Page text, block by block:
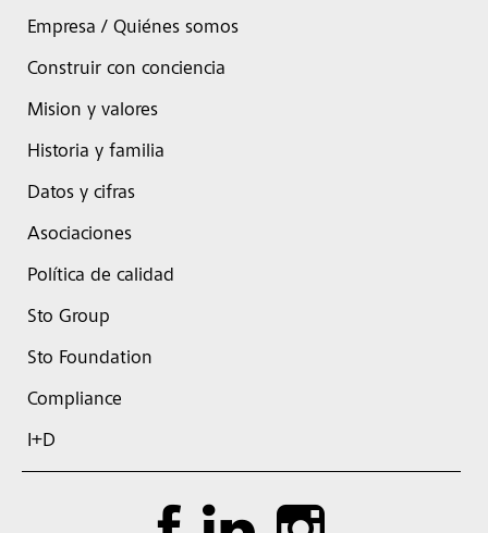
Empresa / Quiénes somos
Construir con conciencia
Mision y valores
Historia y familia
Datos y cifras
Asociaciones
Política de calidad
Sto Group
Sto Foundation
Compliance
I+D